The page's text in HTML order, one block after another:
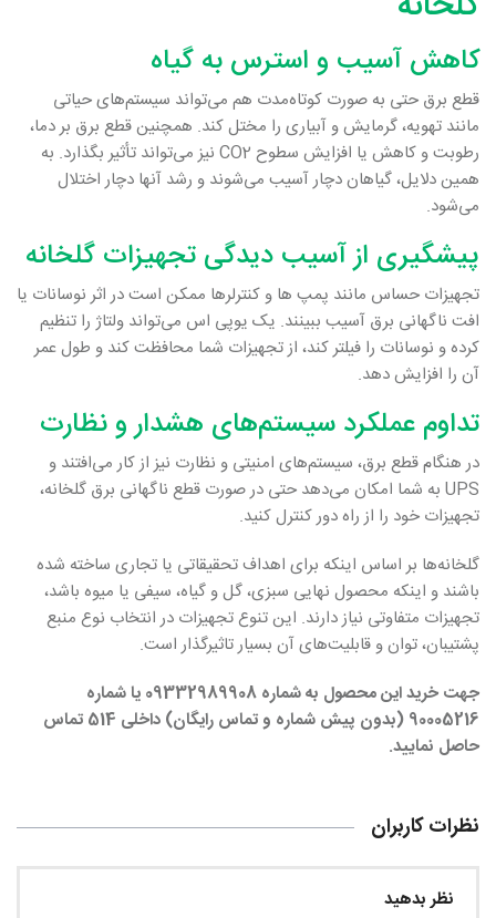
کاهش آسیب و استرس به گیاه
قطع برق حتی به صورت کوتاه‌مدت هم می‌تواند سیستم‌های حیاتی
مانند تهویه، گرمایش و آبیاری را مختل کند. همچنین قطع برق بر دما،
رطوبت و کاهش یا افزایش سطوح CO2 نیز می‌تواند تأثیر بگذارد. به
همین دلایل، گیاهان دچار آسیب می‌شوند و رشد آنها دچار اختلال
می‌شود.
پیشگیری از آسیب دیدگی تجهیزات گلخانه
تجهیزات حساس مانند پمپ ها و کنترلرها ممکن است در اثر نوسانات یا
افت ناگهانی برق آسیب ببینند. یک یوپی اس می‌تواند ولتاژ را تنظیم
کرده و نوسانات را فیلتر کند، از تجهیزات شما محافظت کند و طول عمر
آن را افزایش دهد.
تداوم عملکرد سیستم‌های هشدار و نظارت
در هنگام قطع برق، سیستم‌های امنیتی و نظارت نیز از کار می‌افتند و
UPS به شما امکان می‌دهد حتی در صورت قطع ناگهانی برق گلخانه،
تجهیزات خود را از راه دور کنترل کنید.
گلخانه‌ها بر اساس اینکه برای اهداف تحقیقاتی یا تجاری ساخته شده
باشند و اینکه محصول نهایی سبزی، گل و گیاه، سیفی یا میوه باشد،
تجهیزات متفاوتی نیاز دارند. این تنوع تجهیزات در انتخاب نوع منبع
پشتیبان، توان و قابلیت‌های آن بسیار تاثیرگذار است.
جهت خرید این محصول به شماره 09332989908 یا شماره
90005216 (بدون پیش شماره و تماس رایگان) داخلی 514 تماس
حاصل نمایید.
نظرات کاربران
نظر بدهید